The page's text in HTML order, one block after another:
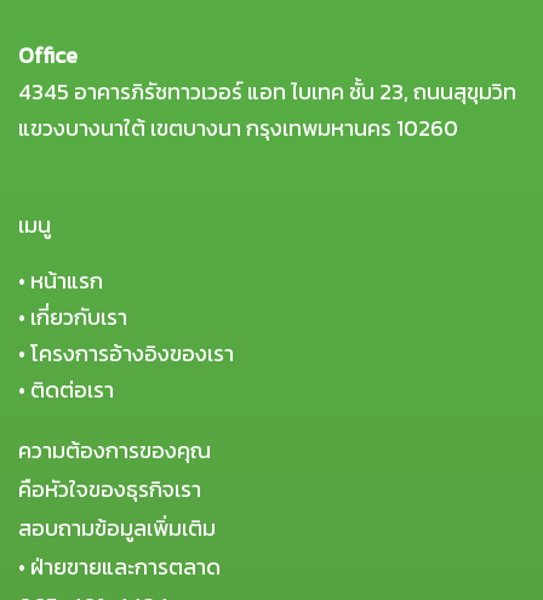
Office
4345 อาคารภิรัชทาวเวอร์ แอท ไบเทค ชั้น 23, ถนนสุขุมวิท
แขวงบางนาใต้ เขตบางนา กรุงเทพมหานคร 10260
เมนู
• หน้าแรก
• เกี่ยวกับเรา
•โครงการอ้างอิงของเรา
• ติดต่อเรา
ความต้องการของคุณ
คือหัวใจของธุรกิจเรา
สอบถามข้อมูลเพิ่มเติม
• ฝ่ายขายและการตลาด